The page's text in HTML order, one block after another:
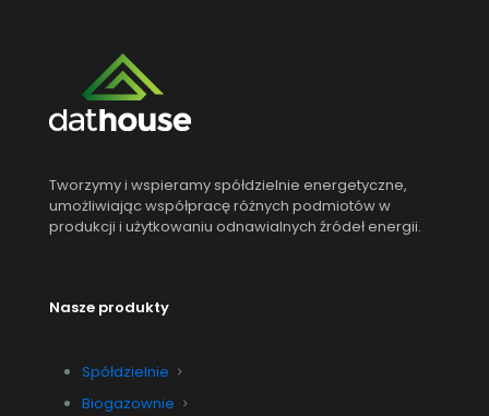
Tworzymy i wspieramy spółdzielnie energetyczne,
umożliwiając współpracę różnych podmiotów w
produkcji i użytkowaniu odnawialnych źródeł energii.
Nasze produkty
Spółdzielnie
Biogazownie